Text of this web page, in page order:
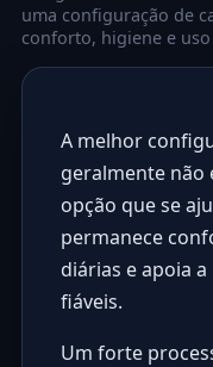
uma configuração de
conforto, higiene e
A melhor
geralmente não
opção que se
permanece
diárias e apoia
fiáveis.
Um forte